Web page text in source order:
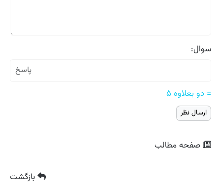
سوال:
= دو بعلاوه ۵
صفحه مطالب
بازگشت